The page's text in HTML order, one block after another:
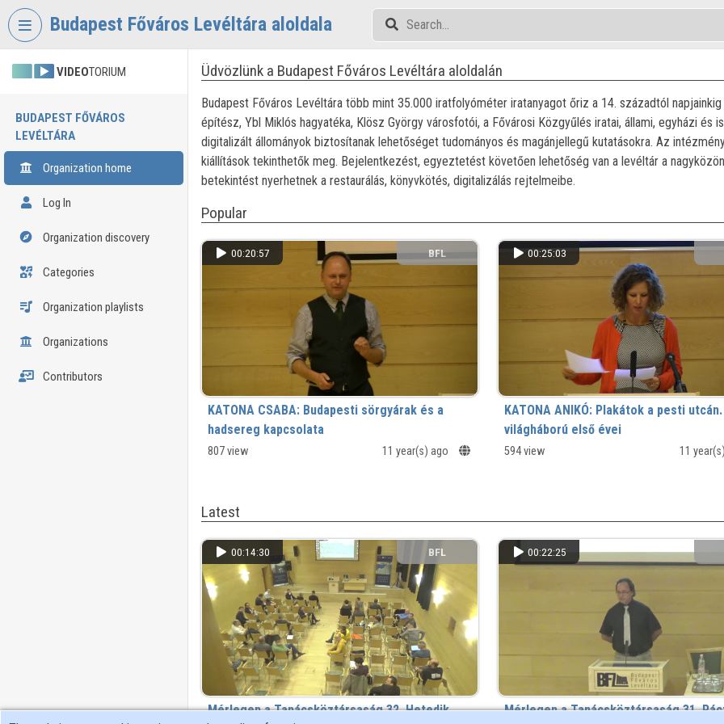
Skip header
Budapest Főváros Levéltára aloldala
VIDEOTORIUM
BUDAPEST FŐVÁROS
LEVÉLTÁRA
Organization home
Log In
Organization discovery
Categories
Organization playlists
Organizations
Contributors
Üdvözlünk a Budapest Főváros Levéltára aloldalán
Budapest Főváros Levéltára több mint 35.000 iratfolyóméter iratanyagot őriz a 14. századtól
építész, Ybl Miklós hagyatéka, Klösz György városfotói, a Fővárosi Közgyűlés iratai, állami, egyházi és
digitalizált állományok biztosítanak lehetőséget tudományos és magánjellegű kutatásokra. Az
kiállítások tekinthetők meg. Bejelentkezést, egyeztetést követően lehetőség van a levéltár a
betekintést nyerhetnek a restaurálás, könyvkötés, digitalizálás rejtelmeibe.
Popular
00:20:57 BFL
KATONA CSABA: Budapesti sörgyárak és a
hadsereg kapcsolata
807 view 11 year(s) ago
00:25:03
KATONA ANIKÓ: Plakátok a pesti
világháború első évei
594 view 11
Latest
00:14:30 BFL
Mérlegen a Tanácsköztársaság 32. Hetedik
00:22:25
Mérlegen a Tanácsköztársaság 31.